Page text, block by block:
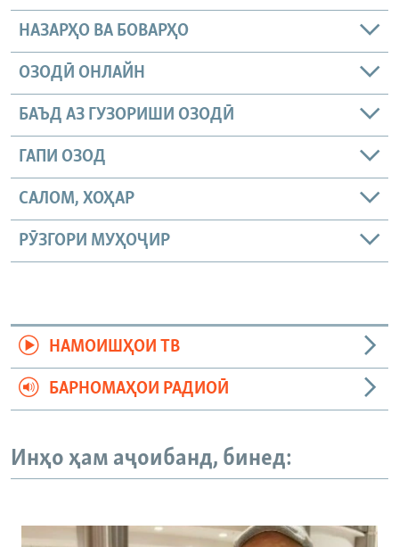
НАЗАРҲО ВА БОВАРҲО
ОЗОДӢ ОНЛАЙН
БАЪД АЗ ГУЗОРИШИ ОЗОДӢ
ГАПИ ОЗОД
САЛОМ, ХОҲАР
РӮЗГОРИ МУҲОҶИР
НАМОИШҲОИ ТВ
БАРНОМАҲОИ РАДИОӢ
Инҳо ҳам аҷоибанд, бинед: